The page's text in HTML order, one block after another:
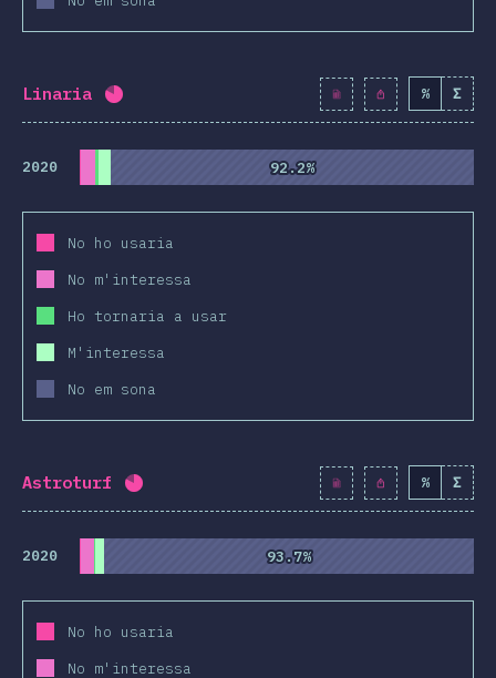
Linaria Percentatge completat: 80.7 % ( 9277
% Σ
2020 92.2%
92.2%
No ho usaria
No m'interessa
Ho tornaria a usar
M'interessa
No em sona
Astroturf Percentatge completat: 80.7 % (9271
% Σ
2020 93.7%
93.7%
No ho usaria
No m'interessa